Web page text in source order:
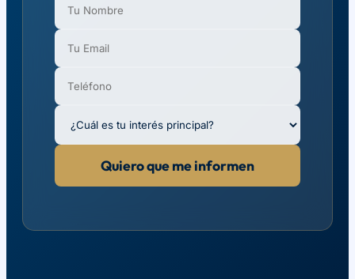
Quiero que me informen